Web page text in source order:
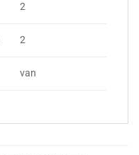
2
2
van